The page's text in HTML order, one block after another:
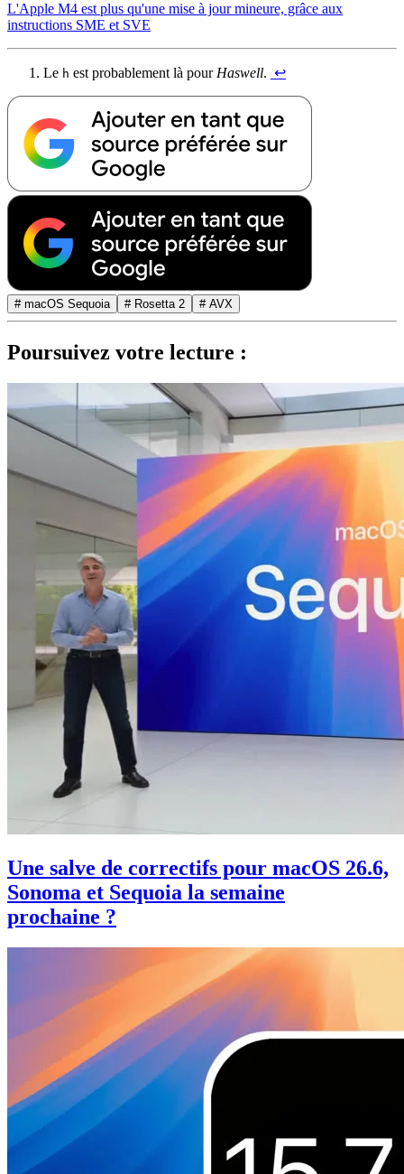
L'Apple M4 est plus qu'une mise à jour mineure, grâce aux
instructions SME et SVE
Le h est probablement là pour Haswell. ↩︎
# macOS Sequoia # Rosetta 2 # AVX
Poursuivez votre lecture :
Une salve de correctifs pour macOS 26.6,
Sonoma et Sequoia la semaine
prochaine ?